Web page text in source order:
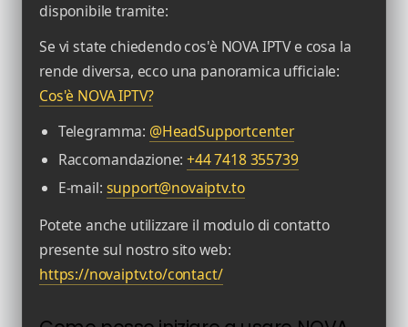
disponibile tramite:
Se vi state chiedendo cos'è NOVA IPTV e cosa la
rende diversa, ecco una panoramica ufficiale:
Cos'è NOVA IPTV?
Telegramma: @HeadSupportcenter
Raccomandazione:+44 7418 355739
E-mail: support@novaiptv.to
Potete anche utilizzare il modulo di contatto
presente sul nostro sito web:
https://novaiptv.to/contact/